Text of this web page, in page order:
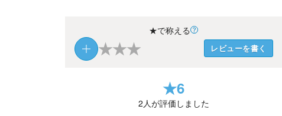
★で称える
★★★ レビューを書く
★6
2人が評価しました